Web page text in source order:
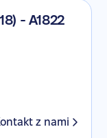
- A1822
z nami